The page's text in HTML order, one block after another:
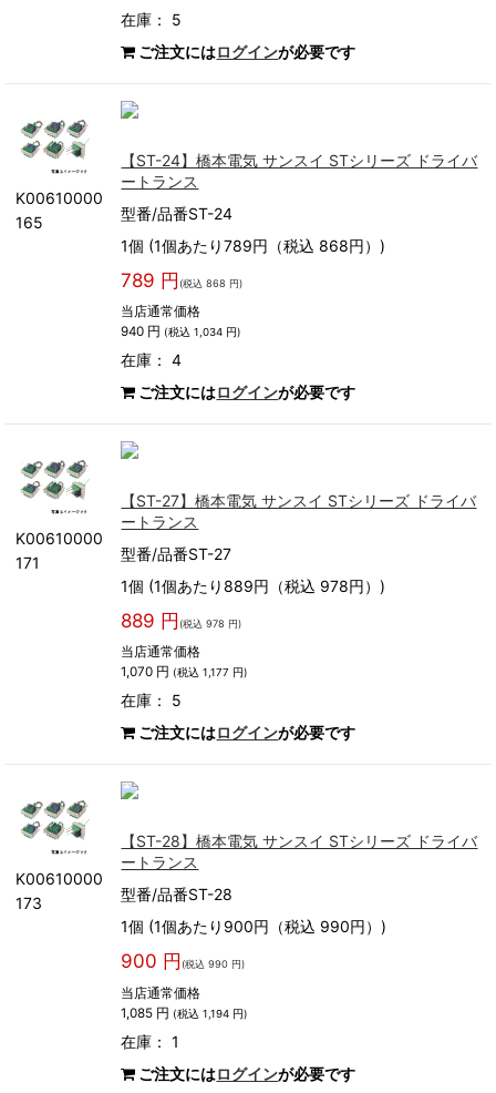
在庫： 5
ご注文にはログインが必要です
K00610000
165
【ST-24】橋本電気 サンスイ STシリーズ ドライバ
ートランス
型番/品番ST-24
1個 (1個あたり789円（税込 868円）)
789 円 (税込 868 円)
当店通常価格
940 円 (税込 1,034 円)
在庫： 4
ご注文にはログインが必要です
K00610000
171
【ST-27】橋本電気 サンスイ STシリーズ ドライバ
ートランス
型番/品番ST-27
1個 (1個あたり889円（税込 978円）)
889 円 (税込 978 円)
当店通常価格
1,070 円 (税込 1,177 円)
在庫： 5
ご注文にはログインが必要です
K00610000
173
【ST-28】橋本電気 サンスイ STシリーズ ドライバ
ートランス
型番/品番ST-28
1個 (1個あたり900円（税込 990円）)
900 円 (税込 990 円)
当店通常価格
1,085 円 (税込 1,194 円)
在庫： 1
ご注文にはログインが必要です